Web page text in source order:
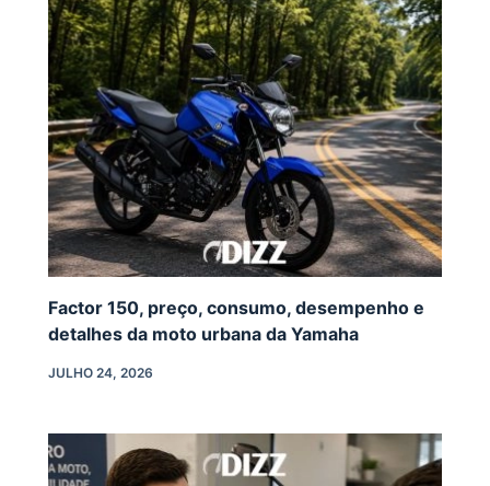
Factor 150, preço, consumo, desempenho e
detalhes da moto urbana da Yamaha
JULHO 24, 2026